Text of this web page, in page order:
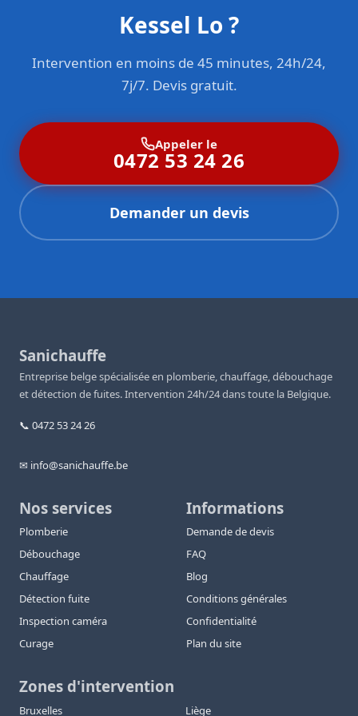
Kessel Lo ?
Intervention en moins de 45 minutes, 24h/24,
7j/7. Devis gratuit.
Appeler le
0472 53 24 26
Demander un devis
Sanichauffe
Entreprise belge spécialisée en plomberie, chauffage, débouchage
et détection de fuites. Intervention 24h/24 dans toute la Belgique.
📞 0472 53 24 26
✉ info@sanichauffe.be
Nos services
Plomberie
Débouchage
Chauffage
Détection fuite
Inspection caméra
Curage
Informations
Demande de devis
FAQ
Blog
Conditions générales
Confidentialité
Plan du site
Zones d'intervention
Bruxelles Liège